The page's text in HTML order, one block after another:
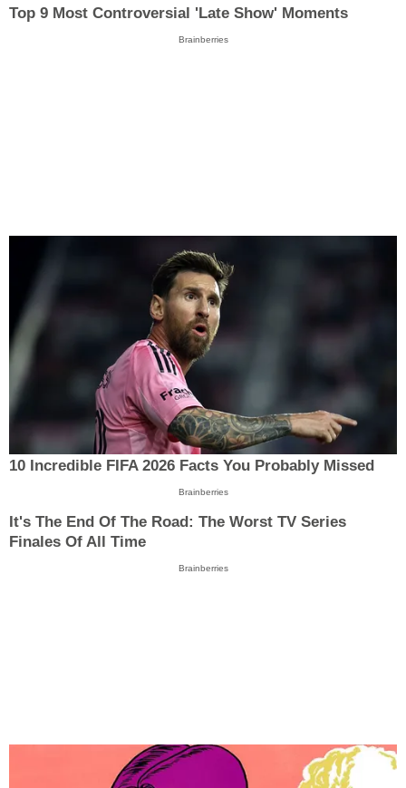
Top 9 Most Controversial 'Late Show' Moments
Brainberries
10 Incredible FIFA 2026 Facts You Probably Missed
Brainberries
It's The End Of The Road: The Worst TV Series
Finales Of All Time
Brainberries